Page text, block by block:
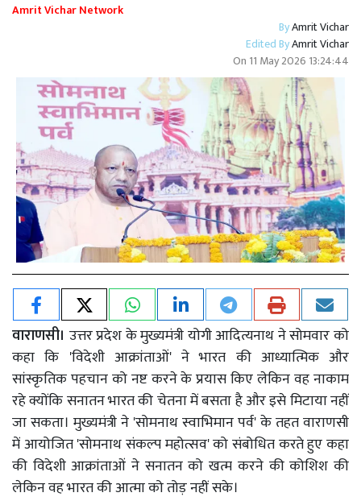
Amrit Vichar Network
ByAmrit Vichar
Edited ByAmrit Vichar
On 11 May 2026 13:24:44
वाराणसी। उत्तर प्रदेश के मुख्यमंत्री योगी आदित्यनाथ ने सोमवार को
कहा कि 'विदेशी आक्रांताओं' ने भारत की आध्यात्मिक और
सांस्कृतिक पहचान को नष्ट करने के प्रयास किए लेकिन वह नाकाम
रहे क्योंकि सनातन भारत की चेतना में बसता है और इसे मिटाया नहीं
जा सकता। मुख्यमंत्री ने 'सोमनाथ स्वाभिमान पर्व' के तहत वाराणसी
में आयोजित 'सोमनाथ संकल्प महोत्सव' को संबोधित करते हुए कहा
की विदेशी आक्रांताओं ने सनातन को खत्म करने की कोशिश की
लेकिन वह भारत की आत्मा को तोड़ नहीं सके।